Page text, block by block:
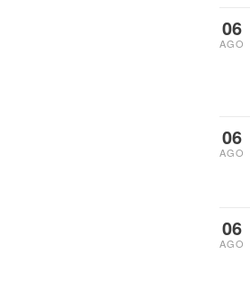
06
AGO
06
AGO
06
AGO